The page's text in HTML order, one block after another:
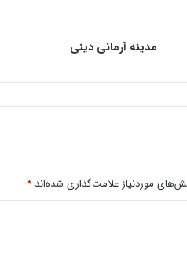
مدینه آرمانى دینى
موردنیاز علامت‌گذاری شده‌اند *